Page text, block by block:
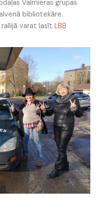
Valmieras grupas
bibliotekāre.
rallijā varat lasītLBB